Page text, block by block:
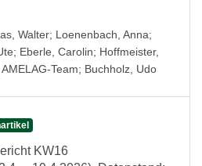
Walter; Loenenbach, Anna;
; Eberle, Carolin; Hoffmeister,
AMELAG-Team; Buchholz, Udo
KW16